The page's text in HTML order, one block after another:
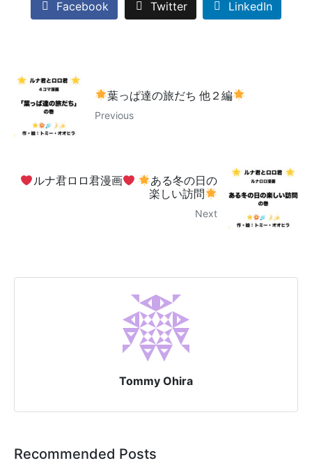
Facebook Twitter LinkedIn
葉っぱ達の旅だち 他２編
Previous
ルナ君ロロ君漫画
ある冬の日の
楽しい訪問
Next
Tommy Ohira
Recommended Posts